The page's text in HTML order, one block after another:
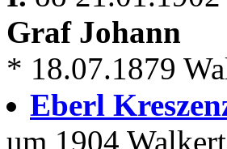
Graf Johann
* 18.07.1879
Eberl
um 1904